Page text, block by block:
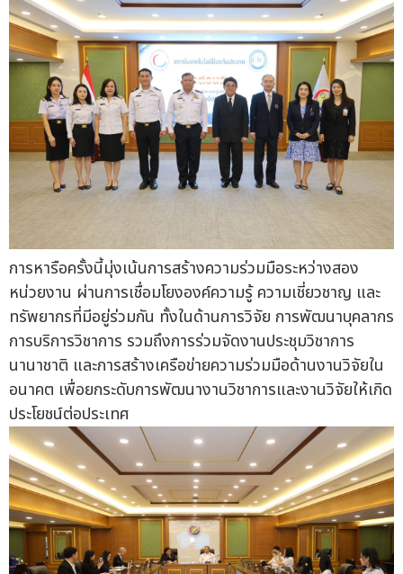
การหารือครั้งนี้มุ่งเน้นการสร้างความร่วมมือระหว่างสอง
หน่วยงาน ผ่านการเชื่อมโยงองค์ความรู้ ความเชี่ยวชาญ และ
ทรัพยากรที่มีอยู่ร่วมกัน ทั้งในด้านการวิจัย การพัฒนาบุคลากร
การบริการวิชาการ รวมถึงการร่วมจัดงานประชุมวิชาการ
นานาชาติ และการสร้างเครือข่ายความร่วมมือด้านงานวิจัยใน
อนาคต เพื่อยกระดับการพัฒนางานวิชาการและงานวิจัยให้เกิด
ประโยชน์ต่อประเทศ